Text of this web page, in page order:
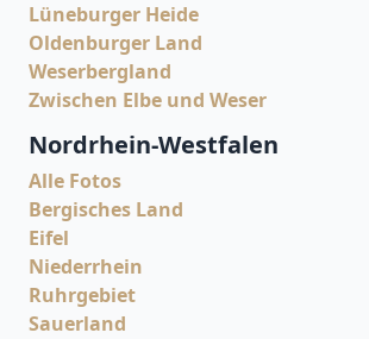
Lüneburger Heide
Oldenburger Land
Weserbergland
Zwischen Elbe und Weser
Nordrhein-Westfalen
Alle Fotos
Bergisches Land
Eifel
Niederrhein
Ruhrgebiet
Sauerland